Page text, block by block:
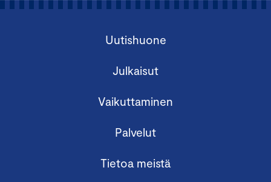
Uutishuone
Julkaisut
Vaikuttaminen
Palvelut
Tietoa meistä